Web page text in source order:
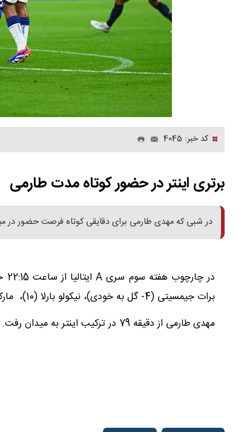
کد خبر: 4045
برتری اینتر در حضور کوتاه مدت طارمی
در شبی که مهدی طارمی برای دقایقی کوتاه فرصت حضور در
برات جیمسیتی (4- گل به خودی)، نیکولو بارلا (10)، مارکوس تورام (47 و 56) گل‌های شاگردان اینزاگی را به ثمر رساندند.
مهدی طارمی از دقیقه 79 در ترکیب اینتر به میدان رفت.